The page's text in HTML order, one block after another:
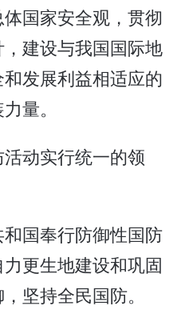
国家安全观，贯彻
建设与我国国际地
发展利益相适应的
量。
动实行统一的领
国奉行防御性国防
更生地建设和巩固
坚持全民国防。